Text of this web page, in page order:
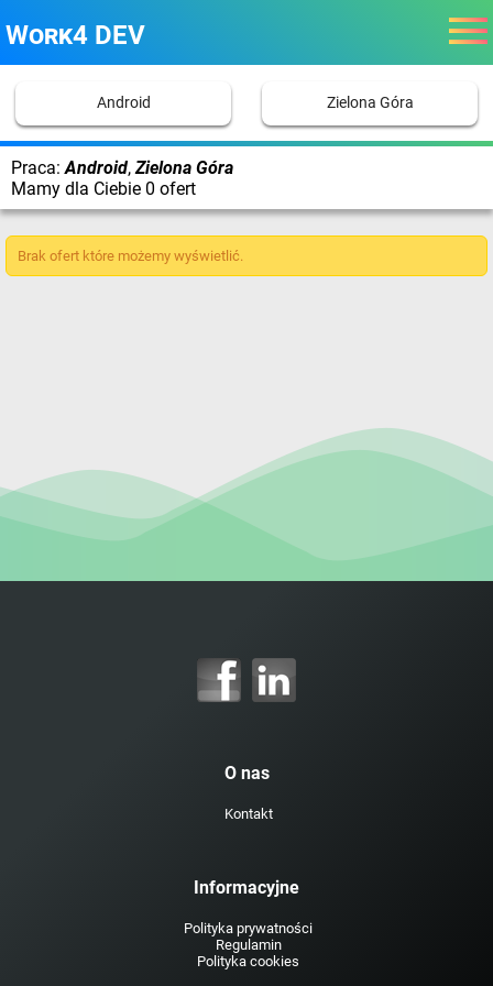
Work4 DEV
Android Zielona Góra
Praca: Android, Zielona Góra
Mamy dla Ciebie 0 ofert
Brak ofert które możemy wyświetlić.
O nas
Kontakt
Informacyjne
Polityka prywatności
Regulamin
Polityka cookies